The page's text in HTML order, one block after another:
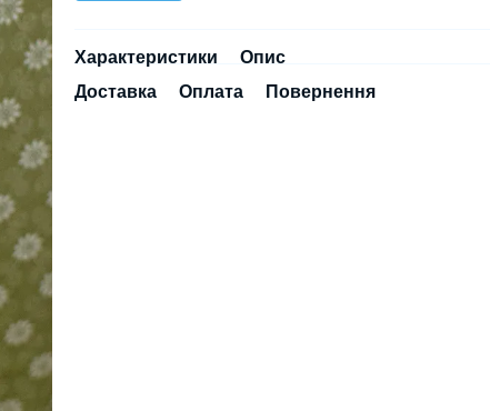
Характеристики
Опис
Доставка
Оплата Повернення